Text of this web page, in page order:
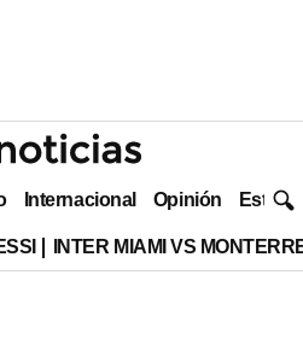
Internacional Opinión Estilo
INTER MIAMI VS